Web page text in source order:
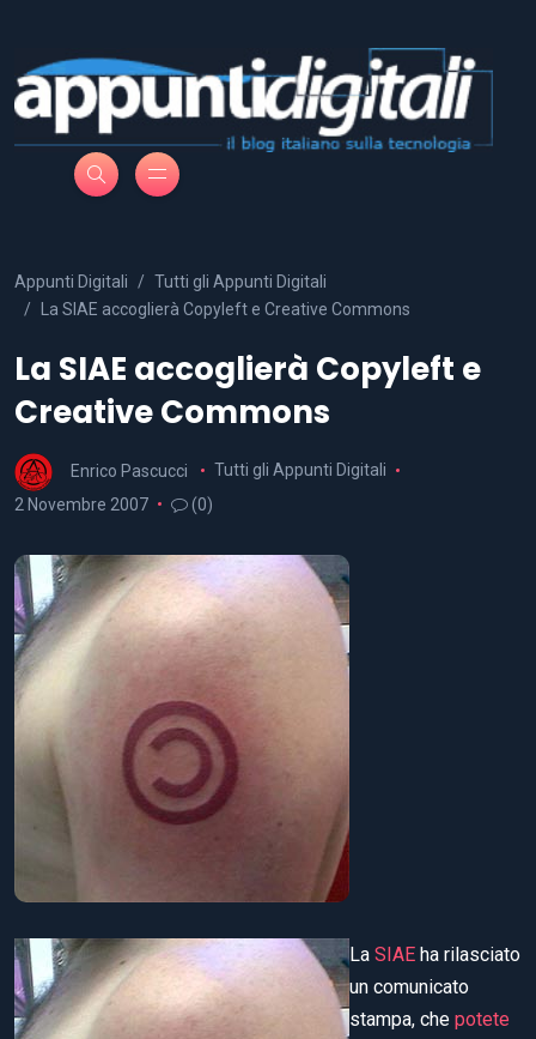
Appunti Digitali
Tutti gli Appunti Digitali
La SIAE accoglierà Copyleft e Creative Commons
La SIAE accoglierà Copyleft e
Creative Commons
Enrico Pascucci
Tutti gli Appunti Digitali
2 Novembre 2007
(0)
La SIAE ha rilasciato
un comunicato
stampa, che potete